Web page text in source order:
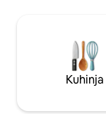
Kuhinja